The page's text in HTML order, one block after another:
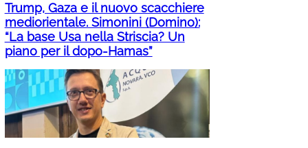
Trump, Gaza e il nuovo scacchiere
mediorientale. Simonini (Domino):
“La base Usa nella Striscia? Un
piano per il dopo-Hamas”